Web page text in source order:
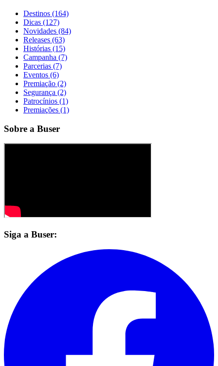
Destinos (164)
Dicas (127)
Novidades (84)
Releases (63)
Histórias (15)
Campanha (7)
Parcerias (7)
Eventos (6)
Premiação (2)
Segurança (2)
Patrocínios (1)
Premiações (1)
Sobre a Buser
Siga a Buser: